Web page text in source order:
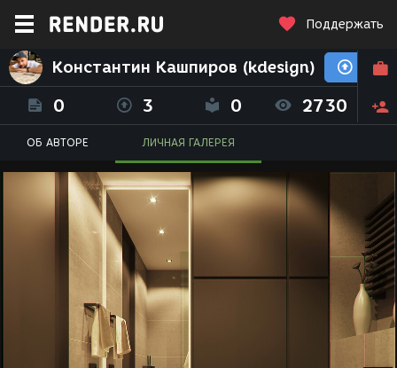
Поддержать
Константин Кашпиров (kdesign)
0 3 0 2730
ОБ АВТОРЕ ЛИЧНАЯ ГАЛЕРЕЯ